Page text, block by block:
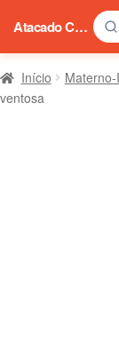
Início
ventosa
Atacado China